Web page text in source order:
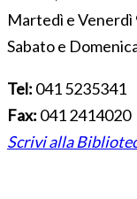
Martedì e Venerdì
Sabato e
Tel: 041 5235341
Fax: 041 2414020
Scrivi alla